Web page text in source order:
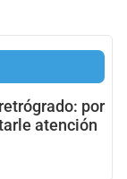
por
atención